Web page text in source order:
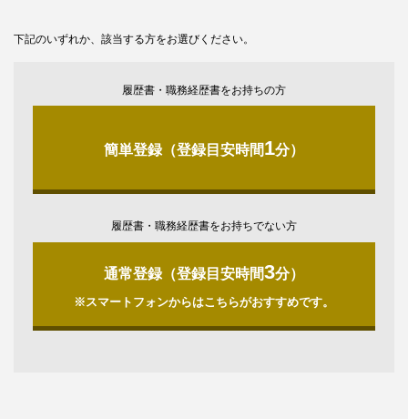
下記のいずれか、該当する方をお選びください。
履歴書・職務経歴書をお持ちの方
簡単登録（登録目安時間1分）
履歴書・職務経歴書をお持ちでない方
通常登録（登録目安時間3分）
※スマートフォンからはこちらがおすすめです。